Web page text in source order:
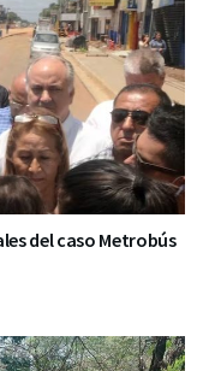
del caso Metrobús